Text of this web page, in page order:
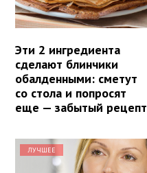
Эти 2 ингредиента
сделают блинчики
обалденными: сметут
со стола и попросят
еще — забытый рецепт
ЛУЧШЕЕ